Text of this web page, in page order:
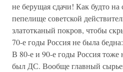
не берущая сдачи! Как будто
пепелище советской
златотканый покров, чтобы
70-е годы Россия не была
В 80-е и 90-е годы Россия тоже
был ДС. Вообще главный